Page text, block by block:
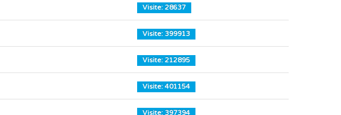
Visite: 28637
Visite: 399913
Visite: 212895
Visite: 401154
Visite: 397394